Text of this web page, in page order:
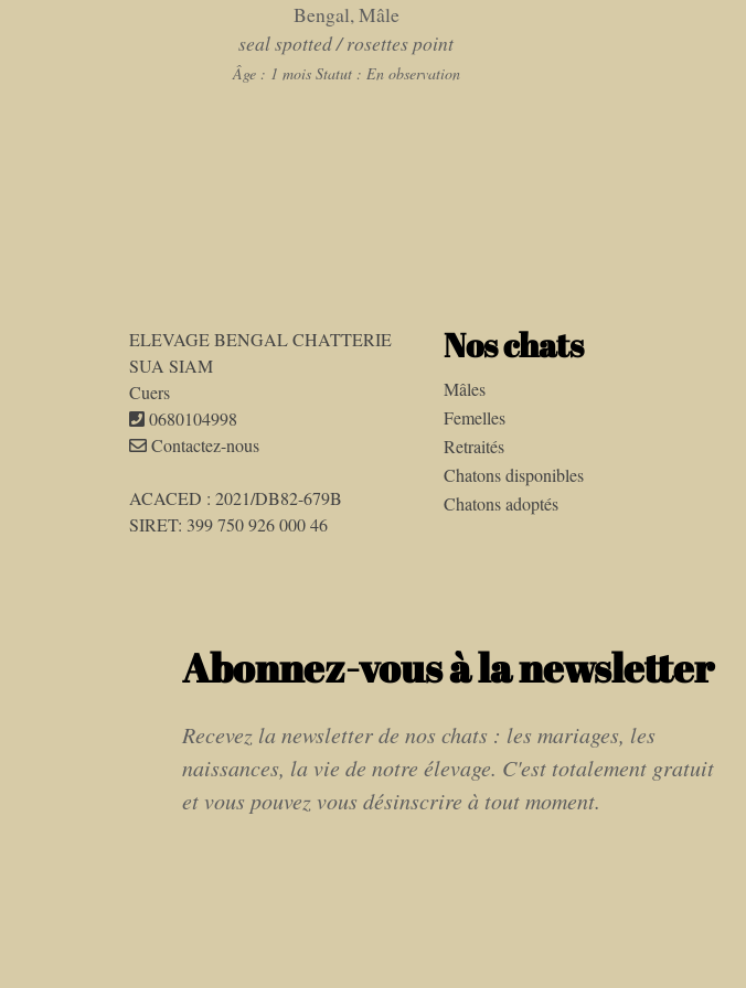
Bengal, Mâle
seal spotted / rosettes point
Âge : 1 mois Statut : En observation
ELEVAGE BENGAL CHATTERIE
SUA SIAM
Cuers
0680104998
Contactez-nous
ACACED : 2021/DB82-679B
SIRET: 399 750 926 000 46
Nos chats
Mâles
Femelles
Retraités
Chatons disponibles
Chatons adoptés
Abonnez-vous à la newsletter
Recevez la newsletter de nos chats : les mariages, les
naissances, la vie de notre élevage. C'est totalement gratuit
et vous pouvez vous désinscrire à tout moment.